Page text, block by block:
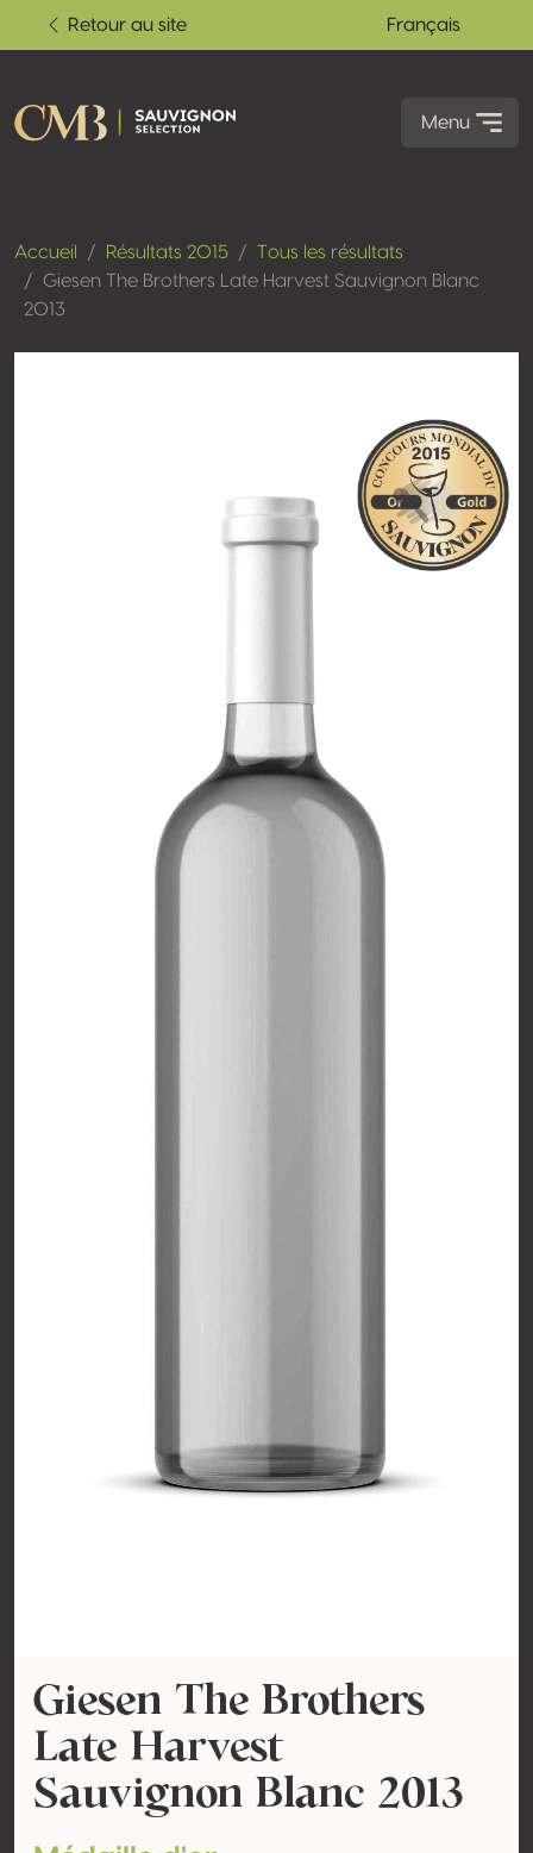
Retour au site Français
Menu
Accueil Résultats 2015
Tous les résultats
Giesen The Brothers Late Harvest Sauvignon Blanc
2013
Giesen The Brothers
Late Harvest
Sauvignon Blanc 2013